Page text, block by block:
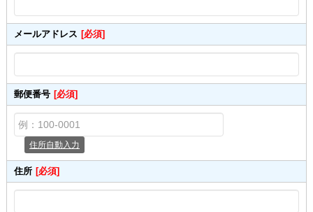
メールアドレス [必須]
郵便番号 [必須]
住所自動入力
住所 [必須]